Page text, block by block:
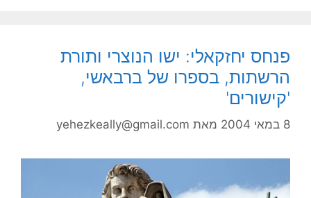
פנחס יחזקאלי: ישו הנוצרי ותורת
הרשתות, בספרו של ברבאשי,
'קישורים'
8 במאי 2004 מאת yehezkeally@gmail.com